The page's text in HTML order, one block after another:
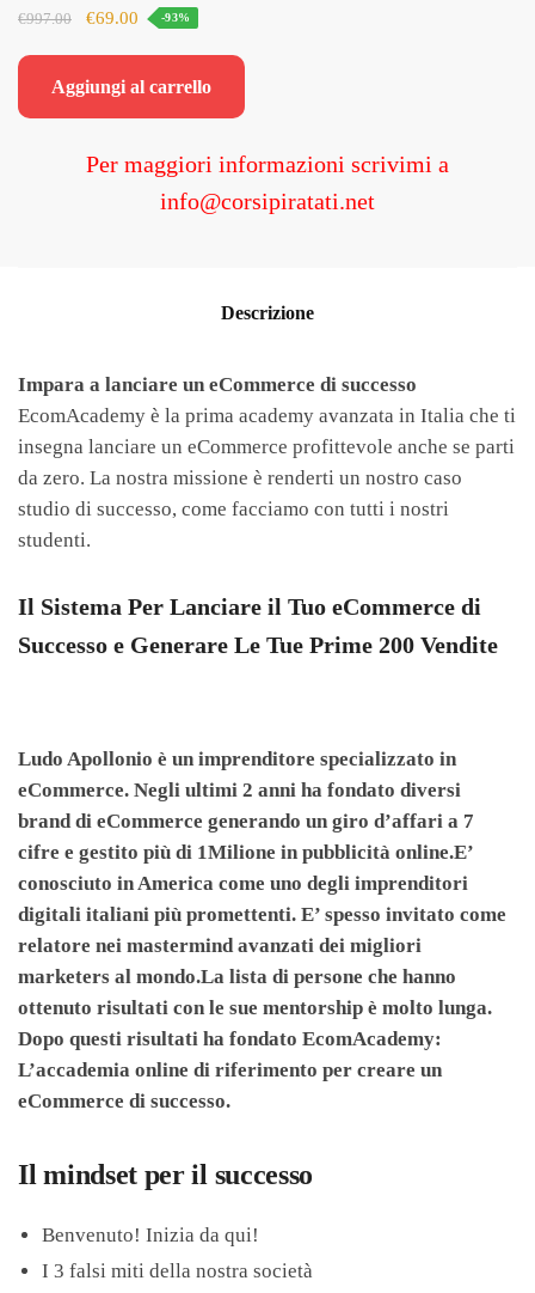
€997.00
Il
era:
€69.00 Il
è:
-93%
Aggiungi al carrello
Per maggiori informazioni scrivimi a
info@corsipiratati.net
Descrizione
Impara a lanciare un eCommerce di successo
EcomAcademy è la prima academy avanzata in Italia che ti
insegna lanciare un eCommerce profittevole anche se parti
da zero. La nostra missione è renderti un nostro caso
studio di successo, come facciamo con tutti i nostri
studenti.
Il Sistema Per Lanciare il Tuo eCommerce di
Successo e Generare Le Tue Prime 200 Vendite
Ludo Apollonio è un imprenditore specializzato in
eCommerce. Negli ultimi 2 anni ha fondato diversi
brand di eCommerce generando un giro d’affari a 7
cifre e gestito più di 1Milione in pubblicità online.E’
conosciuto in America come uno degli imprenditori
digitali italiani più promettenti. E’ spesso invitato come
relatore nei mastermind avanzati dei migliori
marketers al mondo.La lista di persone che hanno
ottenuto risultati con le sue mentorship è molto lunga.
Dopo questi risultati ha fondato EcomAcademy:
L’accademia online di riferimento per creare un
eCommerce di successo.
Il mindset per il successo
Benvenuto! Inizia da qui!
I 3 falsi miti della nostra società